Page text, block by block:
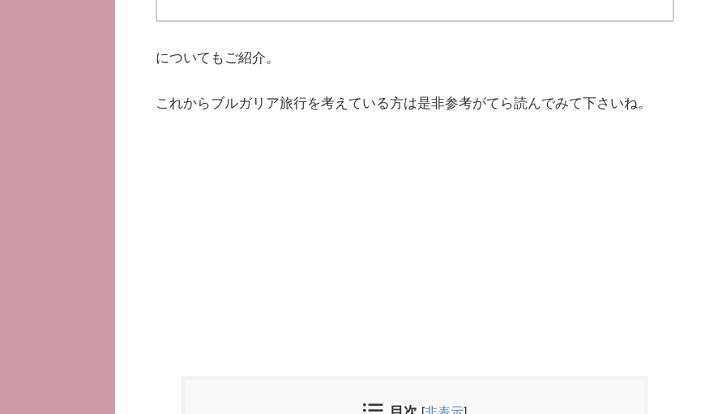
についてもご紹介。
これからブルガリア旅行を考えている方は是非参考がてら読んでみて下さいね。